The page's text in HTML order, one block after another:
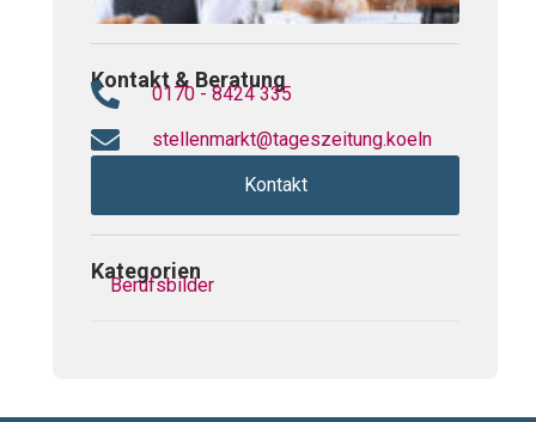
Kontakt & Beratung
0170 - 8424 335
stellenmarkt@tageszeitung.koeln
Kontakt
Kategorien
Berufsbilder